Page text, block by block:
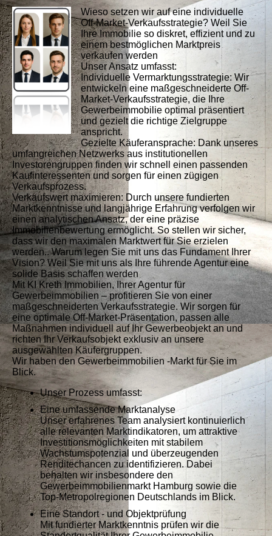
Wieso setzen wir auf eine individuelle
Off-Market-Verkaufsstrategie? Weil Sie
Ihre Immobilie so diskret, effizient und zu
einem bestmöglichen Marktpreis
verkaufen werden
Unser Ansatz umfasst:
Individuelle Vermarktungsstrategie: Wir
entwickeln eine maßgeschneiderte Off-
Market-Verkaufsstrategie, die Ihre
Gewerbeimmobilie optimal präsentiert
und gezielt die richtige Zielgruppe
anspricht.
Gezielte Käuferansprache: Dank unseres
umfangreichen Netzwerks aus institutionellen
Investorengruppen finden wir schnell einen passenden
Kaufinteressenten und sorgen für einen zügigen
Verkaufsprozess.
Verkaufswert maximieren: Durch unsere fundierten
Marktkenntnisse und langjährige Erfahrung verfolgen wir
einen analytischen Ansatz, der eine präzise
Immobilienbewertung ermöglicht. So stellen wir sicher,
dass wir den maximalen Marktwert für Sie erzielen
werden.. Warum legen Sie mit uns das Fundament Ihrer
Vision? Weil Sie mit uns als Ihre führende Agentur eine
solide Basis schaffen werden
Mit KI Kreth Immobilien, Ihrer Agentur für
Gewerbeimmobilien – profitieren Sie von einer
maßgeschneiderten Verkaufsstrategie. Wir sorgen für
eine optimale Off-Market-Präsentation, passen alle
Maßnahmen individuell auf Ihr Gewerbeobjekt an und
richten Ihr Verkaufsobjekt exklusiv an unsere
ausgewählten Käufergruppen.
Wir haben den Gewerbeimmobilien -Markt für Sie im
Blick.
Unser Prozess umfasst:
Eine umfassende Marktanalyse
Unser erfahrenes Team analysiert kontinuierlich
alle relevanten Marktindikatoren, um attraktive
Investitionsmöglichkeiten mit stabilem
Wachstumspotenzial und überzeugenden
Renditechancen zu identifizieren. Dabei
behalten wir insbesondere den
Gewerbeimmobilienmarkt Hamburg sowie die
Top-Metropolregionen Deutschlands im Blick.
Eine Standort - und Objektprüfung
Mit fundierter Marktkenntnis prüfen wir die